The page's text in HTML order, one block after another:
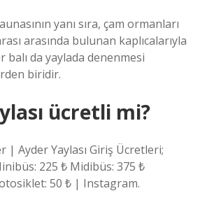
yanı sıra, çam ormanları
arasında bulunan kaplıcalarıyla
balı da yaylada denenmesi
biridir.
ücretli mi?
| Ayder Yaylası Giriş Ücretleri;
225 ₺ Midibüs: 375 ₺
50 ₺ | Instagram.